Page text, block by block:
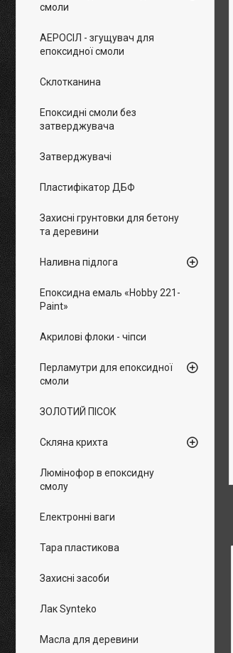
смоли
АЕРОСІЛ - згущувач для
епоксидної смоли
Склотканина
Епоксидні смоли без
затверджувача
Затверджувачі
Пластифікатор ДБФ
Захисні грунтовки для бетону
та деревини
Наливна підлога
Епоксидна емаль «Hobby 221-
Paint»
Акрилові флоки - чіпси
Перламутри для епоксидної
смоли
ЗОЛОТИЙ ПІСОК
Скляна крихта
Люмінофор в епоксидну
смолу
Електронні ваги
Тара пластикова
Захисні засоби
Лак Synteko
Масла для деревини